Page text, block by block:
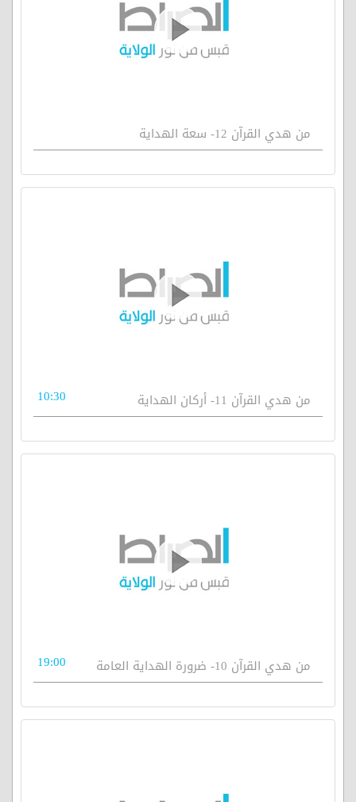
من هدي القرآن 12- سعة الهداية
من هدي القرآن 11- أركان الهداية 10:30
من هدي القرآن 10- ضرورة الهداية العامة 19:00